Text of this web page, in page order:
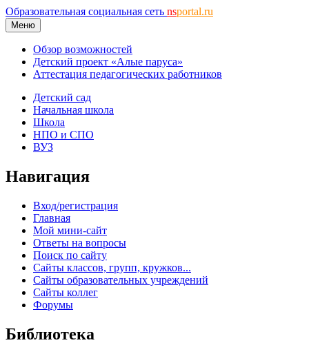
Образовательная социальная сеть nsportal.ru
Меню
Обзор возможностей
Детский проект «Алые паруса»
Аттестация педагогических работников
Детский сад
Начальная школа
Школа
НПО и СПО
ВУЗ
Навигация
Вход/регистрация
Главная
Мой мини-сайт
Ответы на вопросы
Поиск по сайту
Сайты классов, групп, кружков...
Сайты образовательных учреждений
Сайты коллег
Форумы
Библиотека